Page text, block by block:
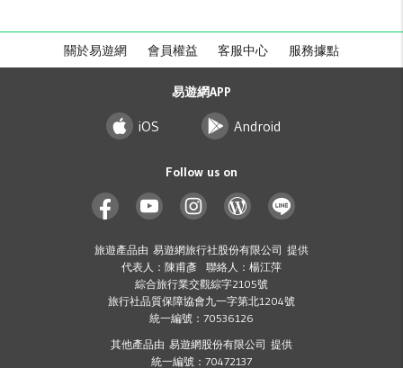
關於易遊網 會員權益 客服中心 服務據點
易遊網APP
iOS Android
Follow us on
旅遊產品由 易遊網旅行社股份有限公司 提供
代表人：陳甫彥 聯絡人：楊江萍
綜合旅行業交觀綜字2105號
旅行社品質保障協會九一字第北1204號
統一編號：70536126
其他產品由 易遊網股份有限公司 提供
統一編號：70472137